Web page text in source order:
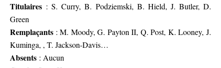
Titulaires : S. Curry, B. Podziemski, B. Hield, J. Butler, D.
Green
Remplaçants : M. Moody, G. Payton II, Q. Post, K. Looney, J.
Kuminga, , T. Jackson-Davis…
Absents : Aucun